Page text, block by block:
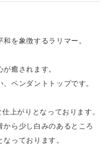
を象徴するラリマー。
癒されます。
ペンダントトップです。
上がりとなっております。
ら少し白みのあるところ
っております。